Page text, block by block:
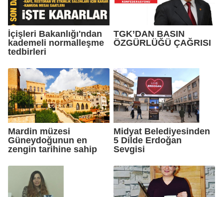
İçişleri Bakanlığı'ndan
kademeli normalleşme
tedbirleri
TGK’DAN BASIN
ÖZGÜRLÜĞÜ ÇAĞRISI
Mardin müzesi
Güneydoğunun en
zengin tarihine sahip
Midyat Belediyesinden
5 Dilde Erdoğan
Sevgisi